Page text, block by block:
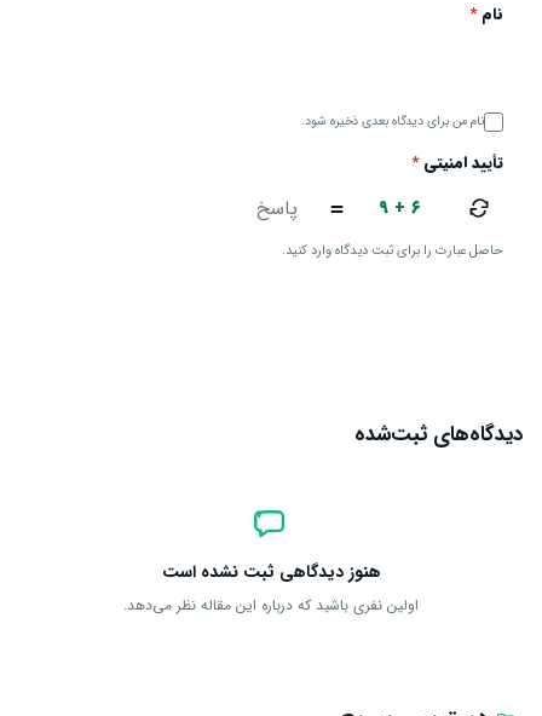
نام*
نام من برای دیدگاه بعدی ذخیره شود.
تأیید امنیتی*
۹ + ۶ =
حاصل عبارت را برای ثبت دیدگاه وارد کنید.
دیدگاه‌های ثبت‌شده
هنوز دیدگاهی ثبت نشده است
اولین نفری باشید که درباره این مقاله نظر می‌دهد.